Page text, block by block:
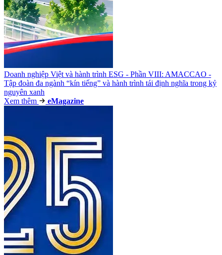
Doanh nghiệp Việt và hành trình ESG - Phần VIII: AMACCAO -
Tập đoàn đa ngành “kín tiếng” và hành trình tái định nghĩa trong kỷ
nguyên xanh
Xem thêm
eMagazine